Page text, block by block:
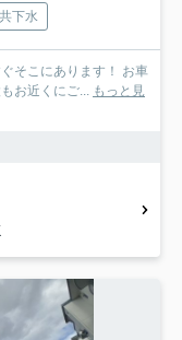
下水
そこにあります！ お車
お近くにご... もっと見